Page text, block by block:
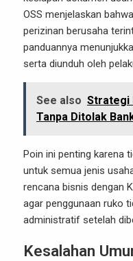
OSS menjelaskan
perizinan berusaha
panduannya
serta diunduh oleh
See also Strategi
Tanpa Ditolak
Poin ini penting karena
untuk semua jenis
rencana bisnis dengan
agar penggunaan ruko
administratif setelah
Kesalahan